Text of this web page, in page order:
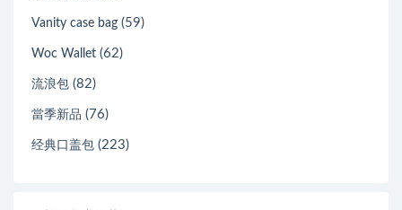
Vanity case bag (59)
Woc Wallet (62)
流浪包 (82)
當季新品 (76)
经典口盖包 (223)